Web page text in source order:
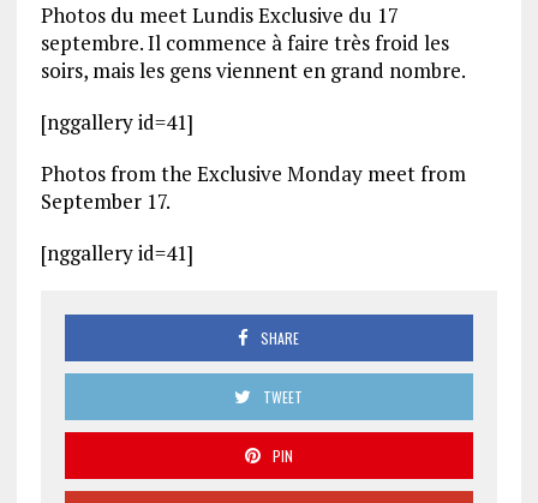
Photos du meet Lundis Exclusive du 17
septembre. Il commence à faire très froid les
soirs, mais les gens viennent en grand nombre.
[nggallery id=41]
Photos from the Exclusive Monday meet from
September 17.
[nggallery id=41]
SHARE
TWEET
PIN